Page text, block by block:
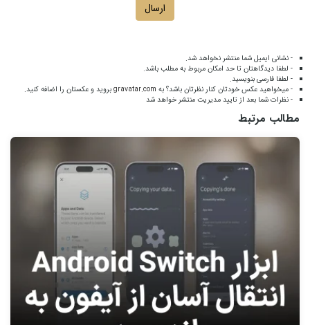
ارسال
- نشانی ایمیل شما منتشر نخواهد شد.
- لطفا دیدگاهتان تا حد امکان مربوط به مطلب باشد.
- لطفا فارسی بنویسید.
- میخواهید عکس خودتان کنار نظرتان باشد؟ به gravatar.com بروید و عکستان را اضافه کنید.
- نظرات شما بعد از تایید مدیریت منتشر خواهد شد
مطالب مرتبط